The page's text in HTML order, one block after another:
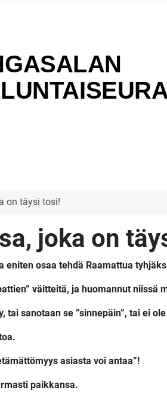
on täysi tosi!
joka on
osaa tehdä Raamattua
väitteitä, ja huomannut niissä
sanotaan se ”sinnepäin”, tai ei
asiasta voi antaa”!
paikkansa.